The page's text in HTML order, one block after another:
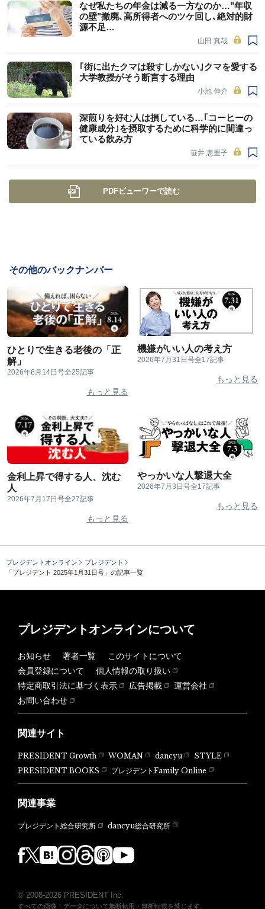
なぜ私たちの年金は減る一方なのか…"年収
の壁"撤廃､高所得者へのツケ回し､絶対的財
源不足…
山田 真哉
｢街に出たクマは殺すしかない｣クマを愛する
大学教授がそう断言する理由
小池 伸介
深煎りを好む人は損している…｢コーヒーの
健康成分｣を摂取するために科学的に間違っ
ている飲み方
笹井 恵里子
PDFビューワーで読む
その他のバックナンバー
ひとりで生きる老後の「正
解」
2026年8月14日号全25記事
もっと見る
機嫌がいい人の考え方
2026年7月31日号全17記事
もっと見る
金利上昇で得する人、沈む
人
2026年7月17日号全27記事
もっと見る
やっかいな人撃退大全
2026年7月3日号全17記事
もっと見る
プレジデントオンライン
プレジデント
「プレジデント 2025年1月31日号」の記事一覧
プレジデントオンラインについて
お知らせ 著者一覧
このサイトについて
会員登録について
個人情報の取り扱い
特定商取引法に基づく表示
広告掲載
運営会社
お問い合わせ
関連サイト
PRESIDENT Growth WOMAN dancyu
STYLE
PRESIDENT BOOKS
プレジデントFamily Online
関連事業
プレジデント総合研究所 dancyu総合研究所
© 2008-2026 PRESIDENT Inc.
すべての画像・データについて無断転用・無断転載を禁じます。